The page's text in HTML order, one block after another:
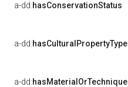
a-dd:hasConservationStatus
a-dd:hasCulturalPropertyType
a-dd:hasMaterialOrTechnique